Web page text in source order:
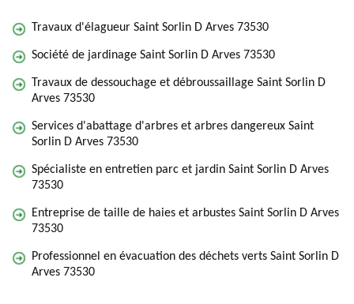
Travaux d'élagueur Saint Sorlin D Arves 73530
Société de jardinage Saint Sorlin D Arves 73530
Travaux de dessouchage et débroussaillage Saint Sorlin D
Arves 73530
Services d'abattage d'arbres et arbres dangereux Saint
Sorlin D Arves 73530
Spécialiste en entretien parc et jardin Saint Sorlin D Arves
73530
Entreprise de taille de haies et arbustes Saint Sorlin D Arves
73530
Professionnel en évacuation des déchets verts Saint Sorlin D
Arves 73530